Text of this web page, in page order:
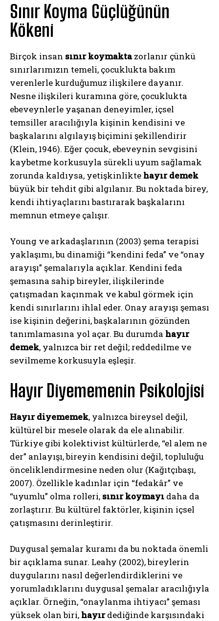
Sınır Koyma Güçlüğünün
Kökeni
Birçok insan sınır koymaktazorlanır çünkü
sınırlarımızın temeli, çocuklukta bakım
verenlerle kurduğumuz ilişkilere dayanır.
Nesne ilişkileri kuramına göre, çocuklukta
ebeveynlerle yaşanan deneyimler, içsel
temsiller aracılığıyla kişinin kendisini ve
başkalarını algılayış biçimini şekillendirir
(Klein, 1946). Eğer çocuk, ebeveynin sevgisini
kaybetme korkusuyla sürekli uyum sağlamak
zorunda kaldıysa, yetişkinlikte hayır demek
büyük bir tehdit gibi algılanır. Bu noktada birey,
kendi ihtiyaçlarını bastırarak başkalarını
memnun etmeye çalışır.
Young ve arkadaşlarının (2003) şema terapisi
yaklaşımı, bu dinamiği “kendini feda” ve “onay
arayışı” şemalarıyla açıklar. Kendini feda
şemasına sahip bireyler, ilişkilerinde
çatışmadan kaçınmak ve kabul görmek için
kendi sınırlarını ihlal eder. Onay arayışı şeması
ise kişinin değerini, başkalarının gözünden
tanımlamasına yol açar. Bu durumda hayır
demek, yalnızca bir ret değil; reddedilme ve
sevilmeme korkusuyla eşleşir.
Hayır Diyememenin Psikolojisi
Hayır diyememek, yalnızca bireysel değil,
kültürel bir mesele olarak da ele alınabilir.
Türkiye gibi kolektivist kültürlerde, “el alem ne
der” anlayışı, bireyin kendisini değil, topluluğu
önceliklendirmesine neden olur (Kağıtçıbaşı,
2007). Özellikle kadınlar için “fedakâr” ve
“uyumlu” olma rolleri, sınır koymayı daha da
zorlaştırır. Bu kültürel faktörler, kişinin içsel
çatışmasını derinleştirir.
Duygusal şemalar kuramı da bu noktada önemli
bir açıklama sunar. Leahy (2002), bireylerin
duygularını nasıl değerlendirdiklerini ve
yorumladıklarını duygusal şemalar aracılığıyla
açıklar. Örneğin, “onaylanma ihtiyacı” şeması
yüksek olan biri, hayırdediğinde karşısındaki